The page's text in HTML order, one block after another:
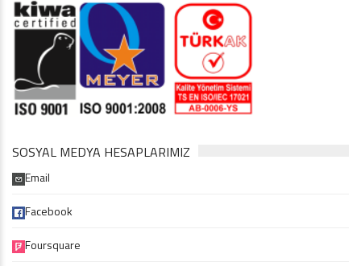
SOSYAL MEDYA HESAPLARIMIZ
Email
Facebook
Foursquare